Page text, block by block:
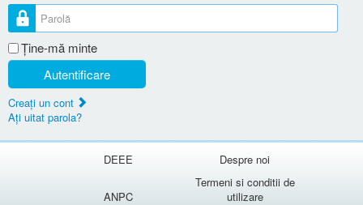
Parolă
Ţine-mă minte
Autentificare
Creaţi un cont
Aţi uitat parola?
DEEE Despre noi
ANPC
Termeni si conditii de
utilizare